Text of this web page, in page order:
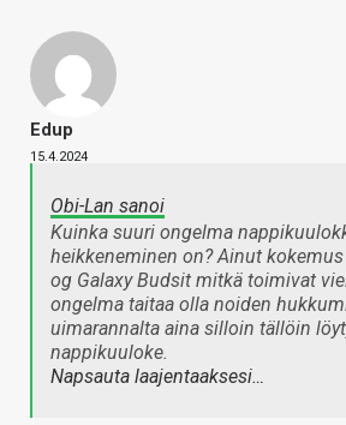
Edup
15.4.2024
Obi-Lan sanoi
Kuinka suuri ongelma
heikkeneminen on? Ainut
og Galaxy Budsit mitkä toimivat
ongelma taitaa olla noiden
uimarannalta aina silloin tällöin
nappikuuloke.
Napsauta laajentaaksesi…